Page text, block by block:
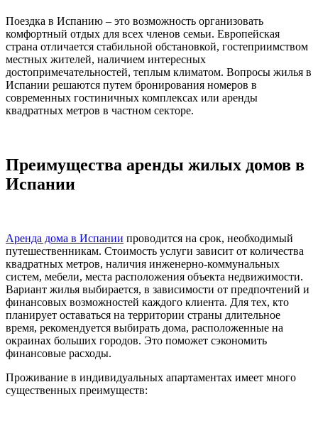
Поездка в Испанию – это возможность организовать
комфортный отдых для всех членов семьи. Европейская
страна отличается стабильной обстановкой, гостеприимством
местных жителей, наличием интересных
достопримечательностей, теплым климатом. Вопросы жилья в
Испании решаются путем бронирования номеров в
современных гостиничных комплексах или аренды
квадратных метров в частном секторе.
Преимущества аренды жилых домов в
Испании
Аренда дома в Испании проводится на срок, необходимый
путешественникам. Стоимость услуги зависит от количества
квадратных метров, наличия инженерно-коммунальных
систем, мебели, места расположения объекта недвижимости.
Вариант жилья выбирается, в зависимости от предпочтений и
финансовых возможностей каждого клиента. Для тех, кто
планирует оставаться на территории страны длительное
время, рекомендуется выбирать дома, расположенные на
окраинах больших городов. Это поможет сэкономить
финансовые расходы.
Проживание в индивидуальных апартаментах имеет много
существенных преимуществ: